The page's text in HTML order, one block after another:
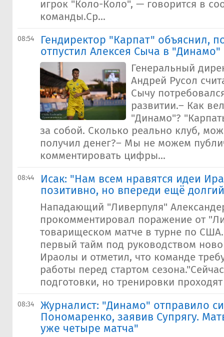
игрок "Коло-Коло", — говорится в
команды.Ср...
08:54
Гендиректор "Карпат" объяснил,
отпустил Алексея Сыча в "Динамо"
Генеральный
Андрей Русол
Сычу
развитии.– Как
"Динамо"?
за собой. Сколько реально клуб,
получил денег?– Мы не можем
комментировать цифры...
08:44
Исак: "Нам всем нравятся идеи
позитивно, но впереди ещё
Нападающий "Ливерпуля"
прокомментировал поражение от
товарищеском матче в турне по
первый тайм под руководством
Ираолы и отметил, что команде
работы перед стартом
подготовки, но тренировки
08:34
Журналист: "Динамо" отправило
Пономаренко, заявив Супрягу.
уже четыре матча"